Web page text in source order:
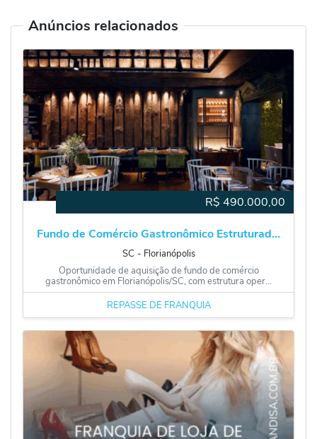
Anúncios relacionados
R$ 490.000,00
Fundo de Comércio Gastronômico Estruturad...
SC ‐ Florianópolis
Oportunidade de aquisição de fundo de comércio
gastronômico em Florianópolis/SC, com estrutura oper...
REPASSE DE FRANQUIA